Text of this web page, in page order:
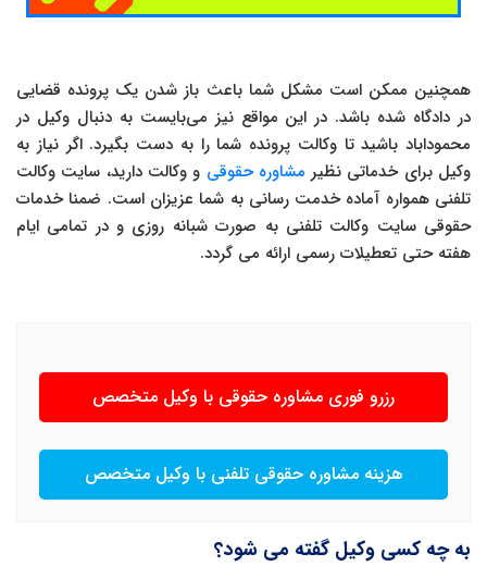
همچنین ممکن است مشکل شما باعث باز شدن یک پرونده قضایی
در دادگاه شده باشد. در این مواقع نیز می‌بایست به دنبال وکیل در
محموداباد باشید تا وکالت پرونده شما را به دست بگیرد. اگر نیاز به
وکیل برای خدماتی نظیر مشاوره حقوقی و وکالت دارید، سایت وکالت
تلفنی همواره آماده خدمت رسانی به شما عزیزان است. ضمنا خدمات
حقوقی سایت وکالت تلفنی به صورت شبانه روزی و در تمامی ایام
هفته حتی تعطیلات رسمی ارائه می گردد.
رزرو فوری مشاوره حقوقی با وکیل متخصص
هزینه مشاوره حقوقی تلفنی با وکیل متخصص
به چه کسی وکیل گفته می شود؟